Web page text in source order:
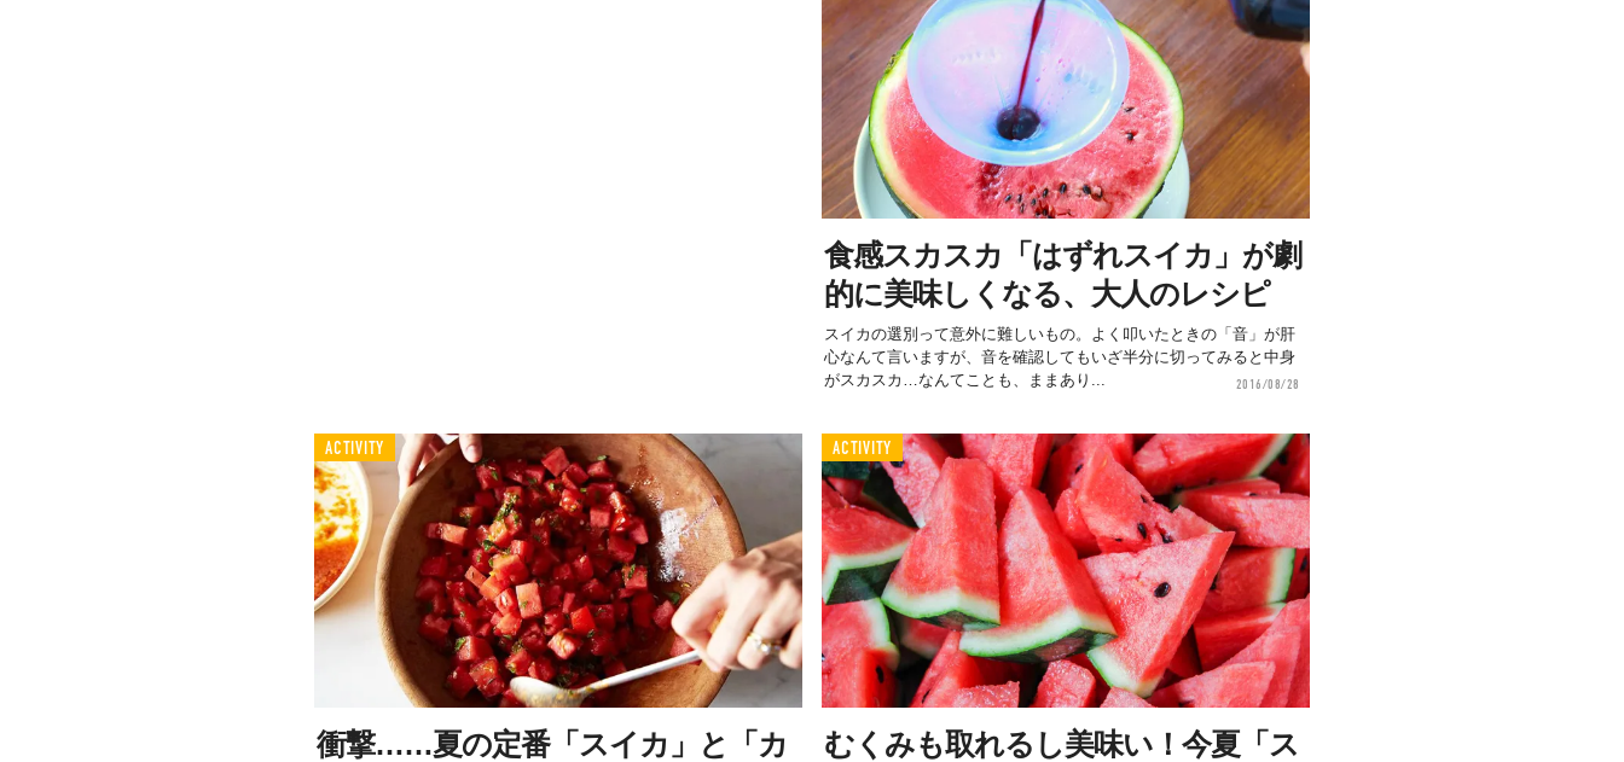
食感スカスカ「はずれスイカ」が劇
的に美味しくなる、大人のレシピ
スイカの選別って意外に難しいもの。よく叩いたときの「音」が肝
心なんて言いますが、音を確認してもいざ半分に切ってみると中身
がスカスカ…なんてことも、ままあり...
2016/08/28
ACTIVITY
衝撃……夏の定番「スイカ」と「カ
ACTIVITY
むくみも取れるし美味い！今夏「ス